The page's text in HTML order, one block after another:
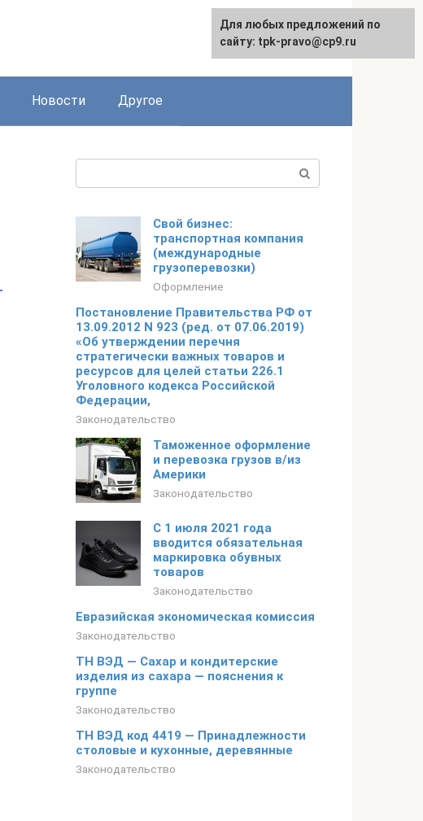
Новости Другое
Свой бизнес:
транспортная компания
(международные
грузоперевозки)
Оформление
Постановление Правительства РФ от
13.09.2012 N 923 (ред. от 07.06.2019)
«Об утверждении перечня
стратегически важных товаров и
ресурсов для целей статьи 226.1
Уголовного кодекса Российской
Федерации,
Законодательство
Таможенное оформление
и перевозка грузов в/из
Америки
Законодательство
С 1 июля 2021 года
вводится обязательная
маркировка обувных
товаров
Законодательство
Евразийская экономическая комиссия
Законодательство
ТН ВЭД — Сахар и кондитерские
изделия из сахара — пояснения к
группе
Законодательство
ТН ВЭД код 4419 — Принадлежности
столовые и кухонные, деревянные
Законодательство
Для любых предложений по
сайту: tpk-pravo@cp9.ru